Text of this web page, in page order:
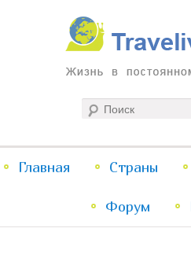
Traveliving
Жизнь в постоянном путешествии
менюГлавная Страны
Форум